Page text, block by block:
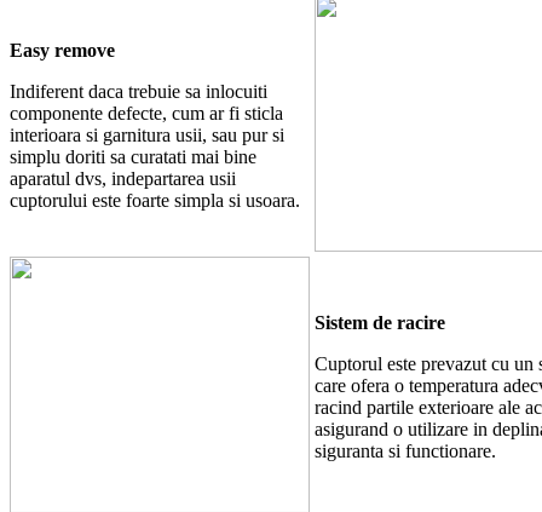
Easy remove
Indiferent daca trebuie sa inlocuiti
componente defecte, cum ar fi sticla
interioara si garnitura usii, sau pur si
simplu doriti sa curatati mai bine
aparatul dvs, indepartarea usii
cuptorului este foarte simpla si usoara.
Sistem de racire
Cuptorul este prevazut cu un
care ofera o temperatura
racind partile exterioare ale
asigurand o utilizare in
siguranta si functionare.